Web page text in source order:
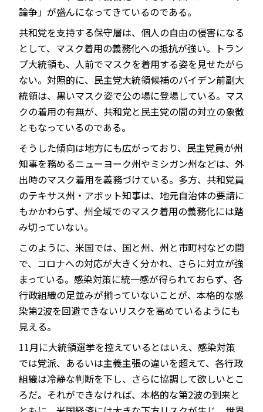
論争」が盛んになってきているのである。
共和党を支持する保守層は、個人の自由の侵害になる
として、マスク着用の義務化への抵抗が強い。トラン
プ大統領も、人前でマスクを着用する姿を見せたがら
ない。対照的に、民主党大統領候補のバイデン前副大
統領は、黒いマスク姿で公の場に登場している。マス
クの着用の有無が、共和党と民主党の間の対立の象徴
ともなっているのである。
そうした傾向は地方にも広がっており、民主党員が州
知事を務めるニューヨーク州やミシガン州などは、外
出時のマスク着用を義務づけている。多方、共和党員
のテキサス州・アボット知事は、地元自治体の要請に
もかかわらず、州全域でのマスク着用の義務化には踏
み切っていない。
このように、米国では、国と州、州と市町村などの間
で、コロナへの対応が大きく分かれ、さらに対立が強
まっている。感染対策に統一感が得られておらず、各
行政組織の足並みが揃っていないことが、本格的な感
染第2波を回避できないリスクを高めているようにも
見える。
11月に大統領選挙を控えているとはいえ、感染対策
では党派、あるいは主義主張の違いを超えて、各行政
組織は冷静な判断を下し、さらに協調して欲しいとこ
ろだ。それができなければ、本格的な第2波の到来と